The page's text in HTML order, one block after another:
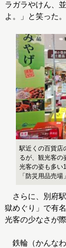
ラガラやけん、
よ。」と笑った。
駅近くの百貨店
るが、観光客の
光客の姿も多い
「防災用品売場
さらに、別府
獄めぐり」で有
光客の少なさが
鉄輪（かんな